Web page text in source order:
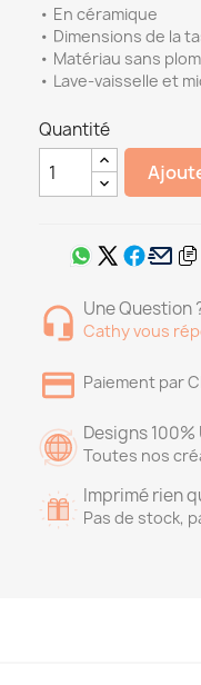
• En céramique
• Dimensions de la
• Matériau sans
• Lave-vaisselle et
Quantité
Une Question
Cathy vous
Paiement par
Designs
Toutes nos
Imprimé rien
Pas de stock,